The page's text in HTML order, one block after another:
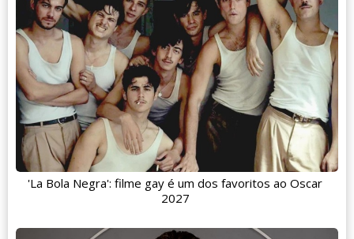
'La Bola Negra': filme gay é um dos favoritos ao Oscar
2027